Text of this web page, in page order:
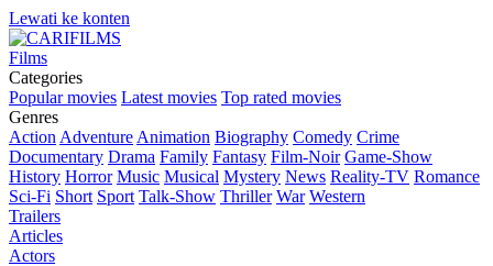
Lewati ke konten
Films
Categories
Popular movies Latest movies Top rated movies
Genres
Action Adventure Animation Biography Comedy Crime
Documentary Drama Family Fantasy Film-Noir Game-Show
History Horror Music Musical Mystery News Reality-TV Romance
Sci-Fi Short Sport Talk-Show Thriller War Western
Trailers
Articles
Actors